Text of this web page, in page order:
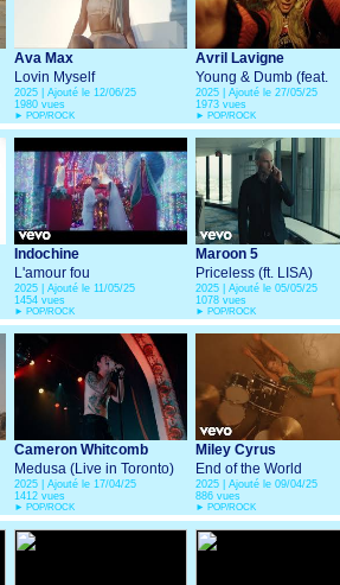
Ava Max
Lovin Myself
2025 | Ajouté le 12/06/25
1980 vues
► POP/ROCK
Avril Lavigne
Young & Dumb (feat.
Simple Plan)
2025 | Ajouté le 27/05/25
1973 vues
► POP/ROCK
Indochine
L'amour fou
2025 | Ajouté le 11/05/25
1454 vues
► POP/ROCK
Maroon 5
Priceless (ft. LISA)
2025 | Ajouté le 05/05/25
1078 vues
► POP/ROCK
Cameron Whitcomb
Medusa (Live in Toronto)
2025 | Ajouté le 17/04/25
1412 vues
► POP/ROCK
Miley Cyrus
End of the World
2025 | Ajouté le 09/04/25
886 vues
► POP/ROCK